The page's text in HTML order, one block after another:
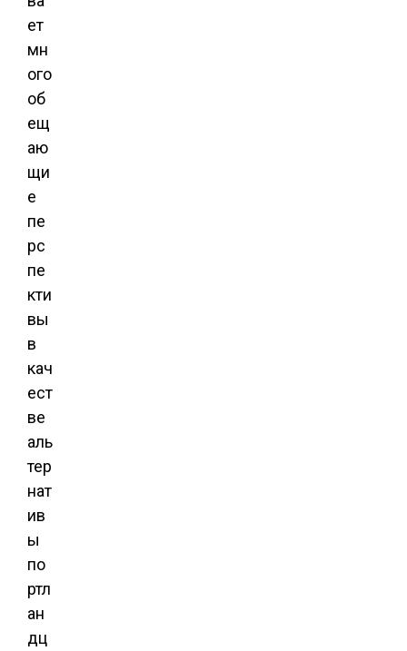
ет
мн
ого
об
ещ
аю
щи
е
пе
рс
пе
кти
вы
в
кач
ест
ве
аль
тер
нат
ив
ы
по
ртл
ан
дц